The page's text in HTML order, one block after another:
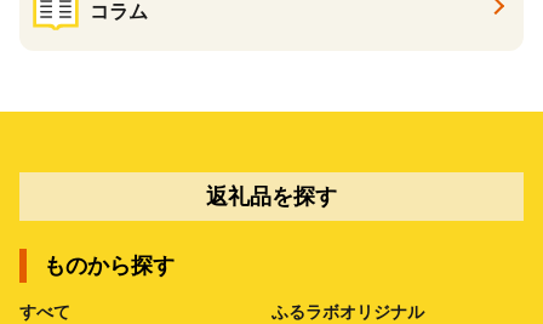
コラム
返礼品を探す
ものから探す
すべて ふるラボオリジナル